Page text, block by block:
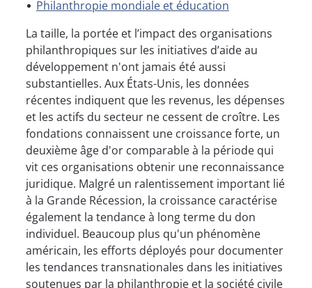
Philanthropie mondiale et éducation
La taille, la portée et l’impact des organisations
philanthropiques sur les initiatives d’aide au
développement n'ont jamais été aussi
substantielles. Aux États-Unis, les données
récentes indiquent que les revenus, les dépenses
et les actifs du secteur ne cessent de croître. Les
fondations connaissent une croissance forte, un
deuxième âge d'or comparable à la période qui
vit ces organisations obtenir une reconnaissance
juridique. Malgré un ralentissement important lié
à la Grande Récession, la croissance caractérise
également la tendance à long terme du don
individuel. Beaucoup plus qu'un phénomène
américain, les efforts déployés pour documenter
les tendances transnationales dans les initiatives
soutenues par la philanthropie et la société civile